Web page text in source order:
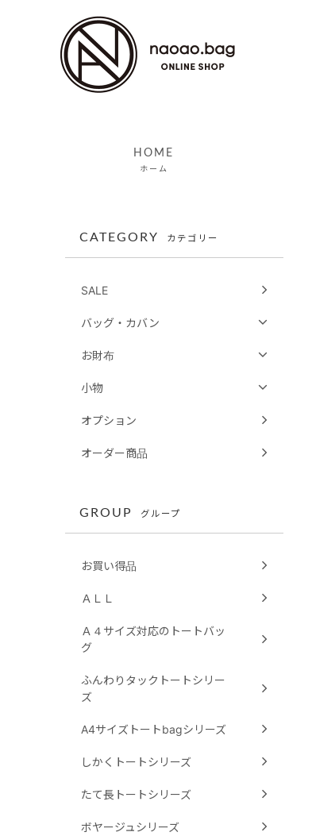
HOME
ホーム
CATEGORY カテゴリー
SALE
バッグ・カバン
お財布
小物
オプション
オーダー商品
GROUP グループ
お買い得品
ＡＬＬ
Ａ４サイズ対応のトートバッ
グ
ふんわりタックトートシリー
ズ
A4サイズトートbagシリーズ
しかくトートシリーズ
たて長トートシリーズ
ボヤージュシリーズ